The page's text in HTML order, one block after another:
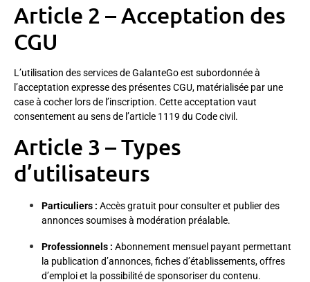
Article 2 – Acceptation des
CGU
L’utilisation des services de GalanteGo est subordonnée à
l’acceptation expresse des présentes CGU, matérialisée par une
case à cocher lors de l’inscription. Cette acceptation vaut
consentement au sens de l’article 1119 du Code civil.
Article 3 – Types
d’utilisateurs
Particuliers : Accès gratuit pour consulter et publier des
annonces soumises à modération préalable.
Professionnels : Abonnement mensuel payant permettant
la publication d’annonces, fiches d’établissements, offres
d’emploi et la possibilité de sponsoriser du contenu.